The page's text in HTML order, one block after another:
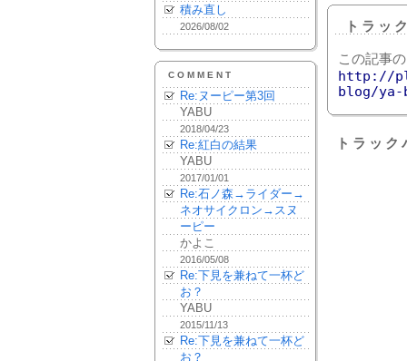
積み直し
2026/08/02
COMMENT
Re:ヌーピー第3回
YABU
2018/04/23
Re:紅白の結果
YABU
2017/01/01
Re:石ノ森→ライダー→
ネオサイクロン→スヌ
ーピー
かよこ
2016/05/08
Re:下見を兼ねて一杯ど
お？
YABU
2015/11/13
Re:下見を兼ねて一杯ど
お？
トラッ
この記事
http://
blog/
トラッ